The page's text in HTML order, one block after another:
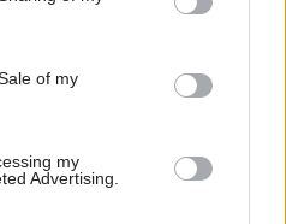
and its third-party tags to
purposes in below Google
of my
my
Advertising.
prírody a život, v